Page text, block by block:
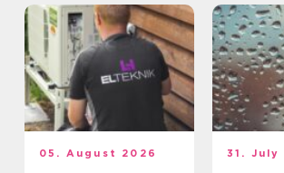
05. August 2026 31. July